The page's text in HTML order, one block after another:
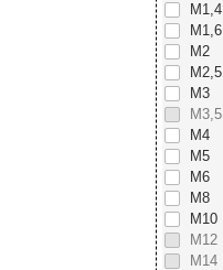
М1,4
М1,6
М2
М2,5
М3
М3,5
М4
М5
М6
М8
М10
М12
М14